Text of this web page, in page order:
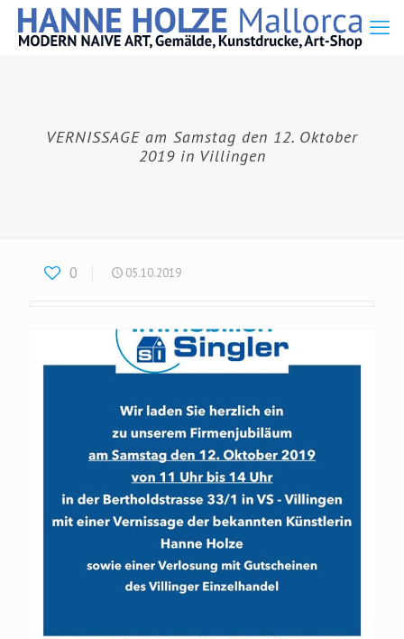
VERNISSAGE am Samstag den 12. Oktober
2019 in Villingen
0 05.10.2019